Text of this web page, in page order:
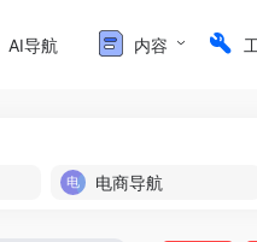
AI导航 内容
电商导航